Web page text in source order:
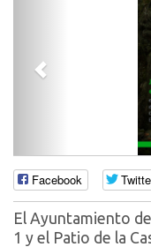
Facebook
El Ayuntamiento
1 y el Patio de la